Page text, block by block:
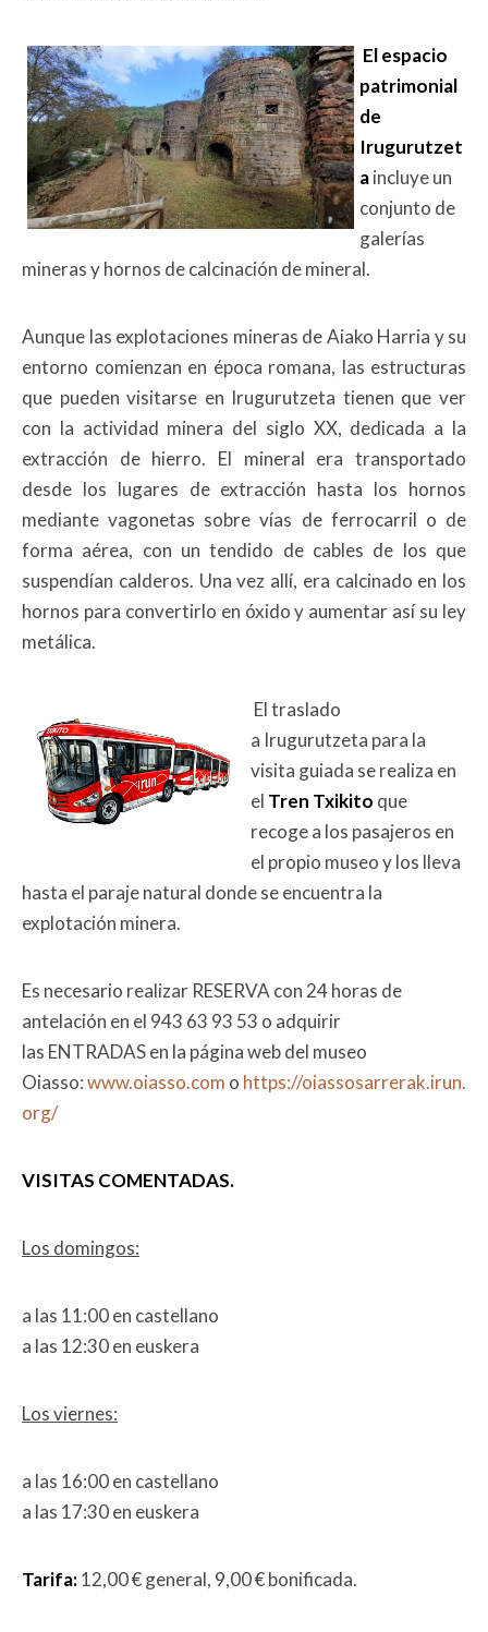
El espacio
patrimonial
de
Irugurutzet
aincluye un
conjunto de
galerías
mineras y hornos de calcinación de mineral.
Aunque las explotaciones mineras de Aiako Harria y su
entorno comienzan en época romana, las estructuras
que pueden visitarse en Irugurutzeta tienen que ver
con la actividad minera del siglo XX, dedicada a la
extracción de hierro. El mineral era transportado
desde los lugares de extracción hasta los hornos
mediante vagonetas sobre vías de ferrocarril o de
forma aérea, con un tendido de cables de los que
suspendían calderos. Una vez allí, era calcinado en los
hornos para convertirlo en óxido y aumentar así su ley
metálica.
El traslado
a Irugurutzeta para la
visita guiada se realiza en
el Tren Txikito que
recoge a los pasajeros en
el propio museo y los lleva
hasta el paraje natural donde se encuentra la
explotación minera.
Es necesario realizar RESERVA con 24 horas de
antelación en el 943 63 93 53 o adquirir
las ENTRADAS en la página web del museo
Oiasso:www.oiasso.com o https://oiassosarrerak.irun.
org/
VISITAS COMENTADAS.
Los domingos:
a las 11:00 en castellano
a las 12:30 en euskera
Los viernes:
a las 16:00 en castellano
a las 17:30 en euskera
Tarifa:12,00 € general, 9,00 € bonificada.